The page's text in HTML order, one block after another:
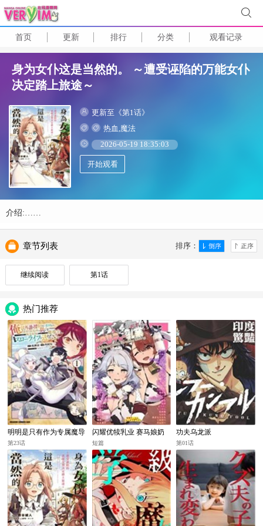
首页 更新 排行 分类 观看记录
身为女仆这是当然的。 ～遭受诬陷的万能女仆
决定踏上旅途～
更新至《第1话》
热血,魔法
2026-05-19 18:35:03
开始观看
介绍:……
排序：
章节列表
继续阅读 第1话
热门推荐
明明是只有作为专属魔导
士的我才能采取的素材
却被说“素材采取率低”和
喜欢PUA的青梅竹马分开
后 想在边境小镇度过慢
生活
第23话
闪耀优犊乳业 赛马娘奶
牛比基尼合同志
短篇
功夫乌龙派
第01话